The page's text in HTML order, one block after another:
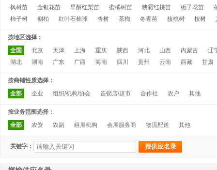
枫树苗
金银花苗 早酥红梨苗 蜜橘树苗 映霜红桃苗 栀子花苗
柿子树
侧柏 红叶石楠球 杏树 茶梅 冬青苗 核桃树 桉树
按地区选择：
全国
北京 天津 上海 重庆 陕西 河北 山西 内蒙古
辽
湖北
湖南 广东 广西 海南 四川 贵州 云南 西藏 甘肃
按商铺性质选择：
全部
企业 组织/机构/协会 连锁店/超市 合作社 农户 其他
按业务范围选择：
全部
农资 农副 组展机构 会展服务商 物流配送 其他
关键字：